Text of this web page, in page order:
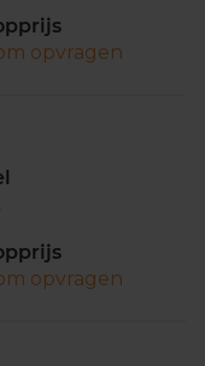
opvragen
opvragen